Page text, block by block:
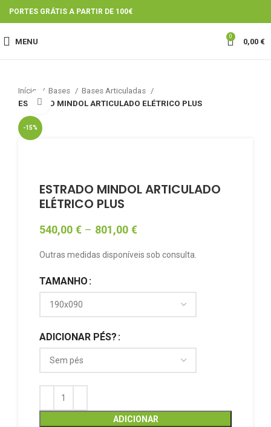
PORTES GRÁTIS A PARTIR DE 100€
MENU
0
0,00 €
Início Bases
Bases Articuladas
ESTRADO MINDOL ARTICULADO ELÉTRICO PLUS
-15%
Click to enlarge
ESTRADO MINDOL ARTICULADO
ELÉTRICO PLUS
540,00 € – 801,00 €
Outras medidas disponíveis sob consulta.
TAMANHO
ADICIONAR PÉS?
ADICIONAR